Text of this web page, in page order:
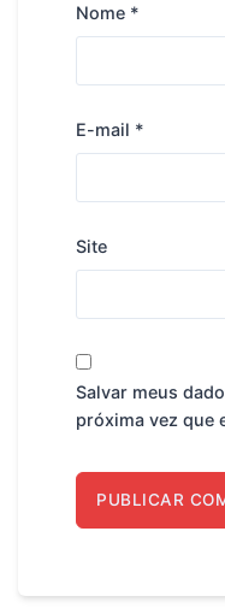
Nome *
E-mail *
Site
Salvar meus
próxima vez que